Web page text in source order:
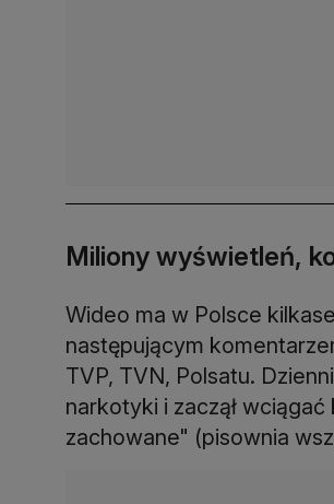
Miliony wyświetleń,
Wideo ma w Polsce
następującym
TVP, TVN, Polsatu.
narkotyki i zaczął
zachowane" (pisownia